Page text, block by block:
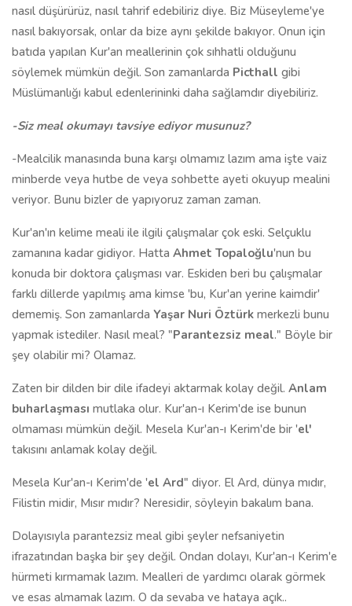
nasıl düşürürüz, nasıl tahrif edebiliriz diye. Biz Müseyleme'ye
nasıl bakıyorsak, onlar da bize aynı şekilde bakıyor. Onun için
batıda yapılan Kur'an meallerinin çok sıhhatli olduğunu
söylemek mümkün değil. Son zamanlarda Picthall gibi
Müslümanlığı kabul edenlerininki daha sağlamdır diyebiliriz.
-Siz meal okumayı tavsiye ediyor musunuz?
-Mealcilik manasında buna karşı olmamız lazım ama işte vaiz
minberde veya hutbe de veya sohbette ayeti okuyup mealini
veriyor. Bunu bizler de yapıyoruz zaman zaman.
Kur'an'ın kelime meali ile ilgili çalışmalar çok eski. Selçuklu
zamanına kadar gidiyor. Hatta Ahmet Topaloğlu'nun bu
konuda bir doktora çalışması var. Eskiden beri bu çalışmalar
farklı dillerde yapılmış ama kimse 'bu, Kur'an yerine kaimdir'
dememiş. Son zamanlarda Yaşar Nuri Öztürk merkezli bunu
yapmak istediler. Nasıl meal? "Parantezsiz meal." Böyle bir
şey olabilir mi? Olamaz.
Zaten bir dilden bir dile ifadeyi aktarmak kolay değil. Anlam
buharlaşması mutlaka olur. Kur'an-ı Kerim'de ise bunun
olmaması mümkün değil. Mesela Kur'an-ı Kerim'de bir 'el'
takısını anlamak kolay değil.
Mesela Kur'an-ı Kerim'de 'el Ard" diyor. El Ard, dünya mıdır,
Filistin midir, Mısır mıdır? Neresidir, söyleyin bakalım bana.
Dolayısıyla parantezsiz meal gibi şeyler nefsaniyetin
ifrazatından başka bir şey değil. Ondan dolayı, Kur'an-ı Kerim'e
hürmeti kırmamak lazım. Mealleri de yardımcı olarak görmek
ve esas almamak lazım. O da sevaba ve hataya açık..